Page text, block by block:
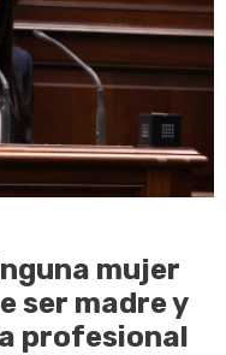
mujer
ser madre y
profesional